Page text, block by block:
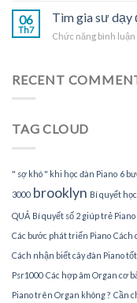
06
Th7
Tìm gia sư dạy
Chức năng bình luận
RECENT
TAG CLOUD
" sợ khó " khi học đàn Piano 6
3000 brooklyn Bí quyết
QUẢ Bí quyết số 2 giúp trẻ
Các bước phát triển Piano Cách
Cách nhận biết cây đàn Piano tốt
Psr1000 Các hợp âm Organ cơ
Piano trên Organ không ? Cần